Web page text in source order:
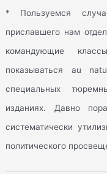
* Пользуемся
приславшего нам
командующие
показываться au
специальных
изданиях. Давно
систематически
политического